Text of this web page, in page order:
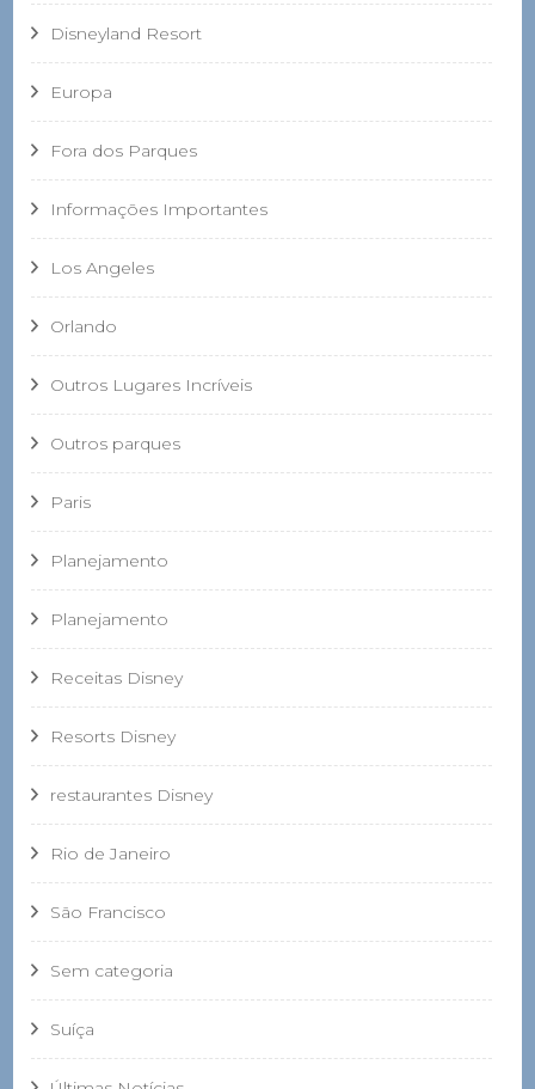
Disneyland Resort
Europa
Fora dos Parques
Informações Importantes
Los Angeles
Orlando
Outros Lugares Incríveis
Outros parques
Paris
Planejamento
Planejamento
Receitas Disney
Resorts Disney
restaurantes Disney
Rio de Janeiro
São Francisco
Sem categoria
Suíça